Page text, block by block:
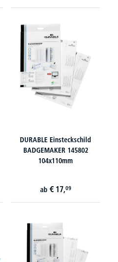
DURABLE Einsteckschild
BADGEMAKER 145802
104x110mm
ab € 17,09